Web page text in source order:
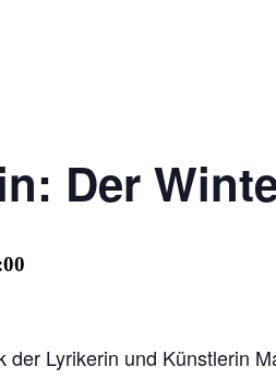
Der
Lyrikerin und Künstlerin